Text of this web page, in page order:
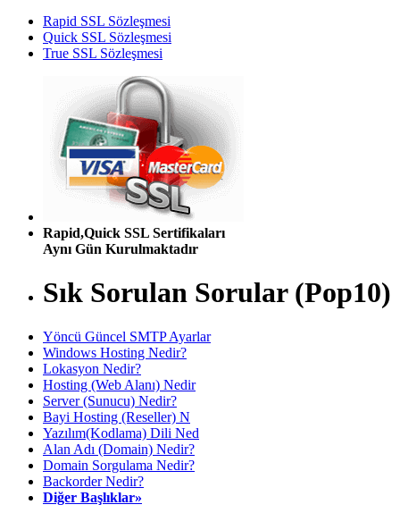
Rapid SSL Sözleşmesi
Quick SSL Sözleşmesi
True SSL Sözleşmesi
Rapid,Quick SSL Sertifikaları
Aynı Gün Kurulmaktadır
Sık Sorulan Sorular (Pop10)
Yöncü Güncel SMTP Ayarlar
Windows Hosting Nedir?
Lokasyon Nedir?
Hosting (Web Alanı) Nedir
Server (Sunucu) Nedir?
Bayi Hosting (Reseller) N
Yazılım(Kodlama) Dili Ned
Alan Adı (Domain) Nedir?
Domain Sorgulama Nedir?
Backorder Nedir?
Diğer Başlıklar»